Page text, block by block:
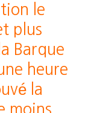
le
plus
Barque
heure
la
moins